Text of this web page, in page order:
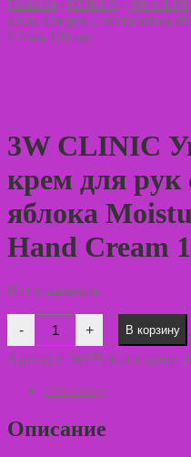
Главная / KOREA / 3W
крем для рук с экстрактом
Cream 100 мл
3W CLINIC
крем для рук
яблока
Hand Cream
Нет в наличии
-
Количество
товара
3W
CLINIC
крем
с
+
В корзину
Артикул: 38735 Категории:
Описание
Описание